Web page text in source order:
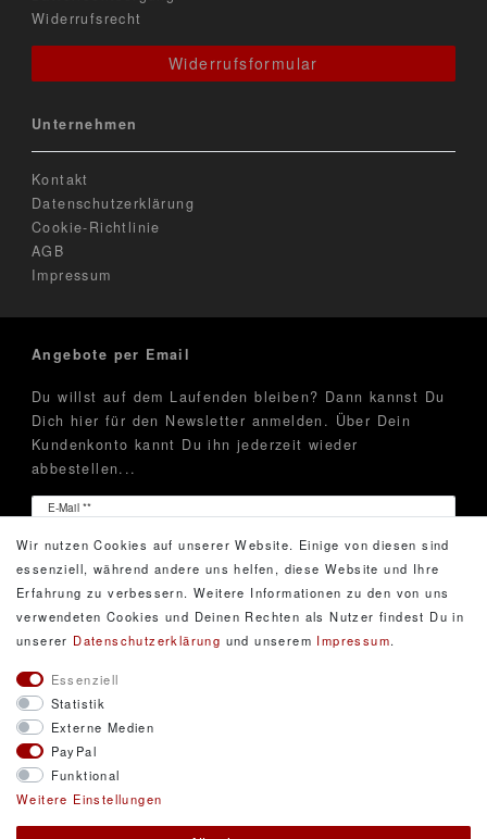
Widerrufsrecht
Widerrufsformular
Unternehmen
Kontakt
Datenschutzerklärung
Cookie-Richtlinie
AGB
Impressum
Angebote per Email
Du willst auf dem Laufenden bleiben? Dann kannst Du
Dich hier für den Newsletter anmelden. Über Dein
Kundenkonto kannt Du ihn jederzeit wieder
abbestellen...
E-Mail **
Newsletter
Hiermit bestätige ich, dass ich die
Daten­schutz­erklärung
gelesen habe. Meine Einwilligung kann ich jederzeit
widerrufen.**
© Copyright 2026 DarXity GbR. Gestaltung, Design
und Style durch DarXity GbR. Alle Rechte
Wir nutzen Cookies auf unserer Website. Einige von diesen sind
essenziell, während andere uns helfen, diese Website und Ihre
Erfahrung zu verbessern. Weitere Informationen zu den von uns
verwendeten Cookies und Deinen Rechten als Nutzer findest Du in
unserer Daten­schutz­erklärung und unserem Impressum.
Essenziell
Statistik
Externe Medien
PayPal
Funktional
Weitere Einstellungen